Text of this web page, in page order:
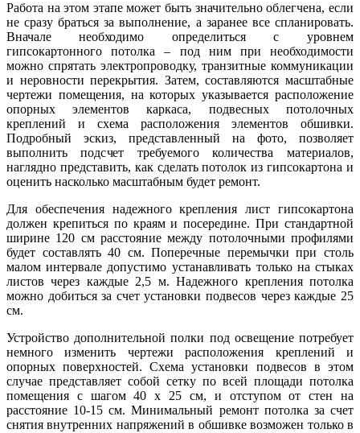
Работа на этом этапе может быть значительно облегчена, если
не сразу браться за выполнение, а заранее все спланировать.
Вначале необходимо определиться с уровнем
гипсокартонного потолка – под ним при необходимости
можно спрятать электропроводку, транзитные коммуникации
и неровности перекрытия. Затем, составляются масштабные
чертежи помещения, на которых указывается расположение
опорных элементов каркаса, подвесных потолочных
креплений и схема расположения элементов обшивки.
Подробный эскиз, представленный на фото, позволяет
выполнить подсчет требуемого количества материалов,
наглядно представить, как сделать потолок из гипсокартона и
оценить насколько масштабным будет ремонт.
Для обеспечения надежного крепления лист гипсокартона
должен крепиться по краям и посередине. При стандартной
ширине 120 см расстояние между потолочными профилями
будет составлять 40 см. Поперечные перемычки при столь
малом интервале допустимо устанавливать только на стыках
листов через каждые 2,5 м. Надежного крепления потолка
можно добиться за счет установки подвесов через каждые 25
см.
Устройство дополнительной полки под освещение потребует
немного изменить чертежи расположения креплений и
опорных поверхностей. Схема установки подвесов в этом
случае представляет собой сетку по всей площади потолка
помещения с шагом 40 х 25 см, и отступом от стен на
расстояние 10-15 см. Минимальный ремонт потолка за счет
снятия внутренних напряжений в обшивке возможен только в